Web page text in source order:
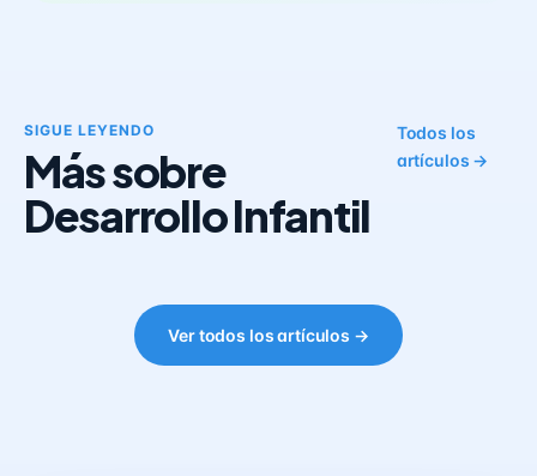
SIGUE LEYENDO
Más sobre
Desarrollo Infantil
Todos los
artículos →
Ver todos los artículos →